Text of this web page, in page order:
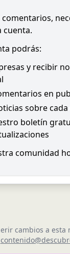
cuenta.
podrás:
y recibir
en
sobre
boletín
comunidad
cambios a esta